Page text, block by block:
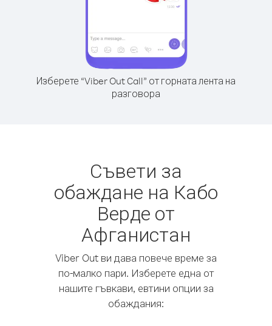
Изберете “Viber Out Call” от горната лента на
разговора
Съвети за
обаждане на Кабо
Верде от
Афганистан
Viber Out ви дава повече време за
по-малко пари. Изберете една от
нашите гъвкави, евтини опции за
обаждания: